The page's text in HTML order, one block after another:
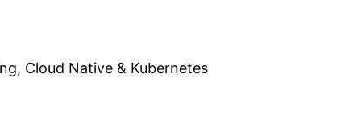
Cloud Native & Kubernetes